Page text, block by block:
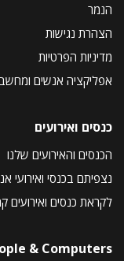
הנמר
הצהרת נגישות
מדיניות הפרטיות
אפליקציה אנשים
כנסים ואירועים
הכנסים והאירועים שלנו
נצפיתם בכנסי ואירועי
לקראת כנסים ואירועים
& Computers